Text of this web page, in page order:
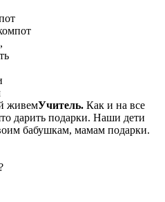
живемУчитель. Как и на все
дарить подарки. Наши дети
бабушкам, мамам подарки.